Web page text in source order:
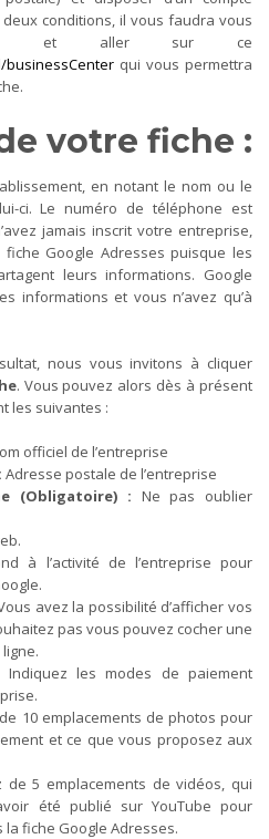
conditions, il vous faudra vous
et aller sur ce
businessCenter qui vous permettra
votre fiche :
en notant le nom ou le
ci. Le numéro de téléphone est
jamais inscrit votre entreprise,
Google Adresses puisque les
leurs informations. Google
informations et vous n’avez qu’à
nous vous invitons à cliquer
. Vous pouvez alors dès à présent
les suivantes :
officiel de l’entreprise
Adresse postale de l’entreprise
(Obligatoire) : Ne pas oublier
à l’activité de l’entreprise pour
avez la possibilité d’afficher vos
pas vous pouvez cocher une
Indiquez les modes de paiement
10 emplacements de photos pour
et ce que vous proposez aux
de 5 emplacements de vidéos, qui
été publié sur YouTube pour
la fiche Google Adresses.